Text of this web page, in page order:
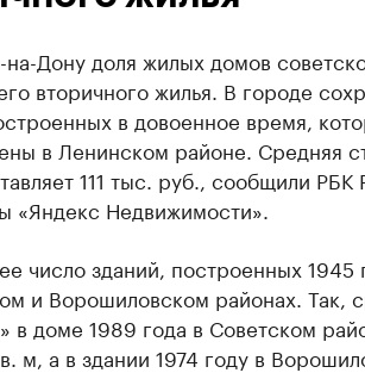
на-Дону доля жилых домов
вторичного жилья. В городе
в довоенное время,
в Ленинском районе. Средняя
111 тыс. руб., сообщили РБК
«Яндекс Недвижимости».
число зданий, построенных 1945
и Ворошиловском районах. Так,
в доме 1989 года в Советском
м, а в здании 1974 году в